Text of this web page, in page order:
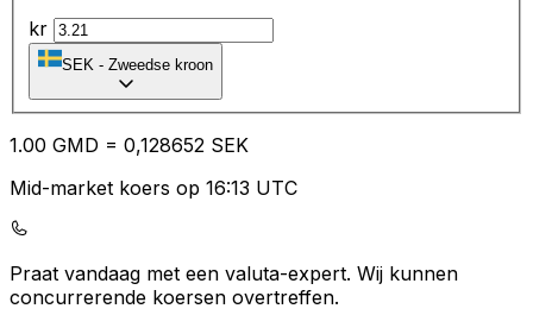
kr
SEK - Zweedse kroon
1.00 GMD = 0,128652 SEK
Mid-market koers op 16:13 UTC
Praat vandaag met een valuta-expert. Wij kunnen
concurrerende koersen overtreffen.